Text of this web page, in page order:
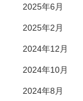
2025年6月
2025年2月
2024年12月
2024年10月
2024年8月